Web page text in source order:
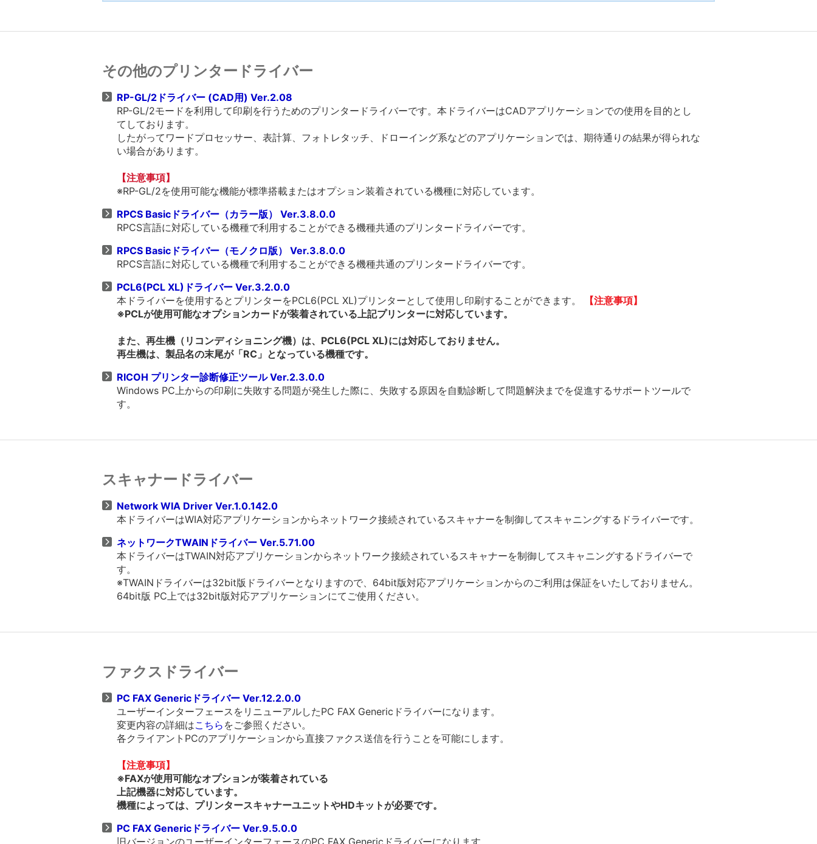
その他のプリンタードライバー
RP-GL/2ドライバー (CAD用) Ver.2.08
RP-GL/2モードを利用して印刷を行うためのプリンタードライバーです。本ドライバーはCADアプリケーションでの使用を目的とし
てしております。
したがってワードプロセッサー、表計算、フォトレタッチ、ドローイング系などのアプリケーションでは、期待通りの結果が得られな
い場合があります。
【注意事項】
※RP-GL/2を使用可能な機能が標準搭載またはオプション装着されている機種に対応しています。
RPCS Basicドライバー（カラー版） Ver.3.8.0.0
RPCS言語に対応している機種で利用することができる機種共通のプリンタードライバーです。
RPCS Basicドライバー（モノクロ版） Ver.3.8.0.0
RPCS言語に対応している機種で利用することができる機種共通のプリンタードライバーです。
PCL6(PCL XL)ドライバー Ver.3.2.0.0
本ドライバーを使用するとプリンターをPCL6(PCL XL)プリンターとして使用し印刷することができます。
【注意事項】
※PCLが使用可能なオプションカードが装着されている上記プリンターに対応しています。
また、再生機（リコンディショニング機）は、PCL6(PCL XL)には対応しておりません。
再生機は、製品名の末尾が「RC」となっている機種です。
RICOH プリンター診断修正ツール Ver.2.3.0.0
Windows PC上からの印刷に失敗する問題が発生した際に、失敗する原因を自動診断して問題解決までを促進するサポートツールで
す。
スキャナードライバー
Network WIA Driver Ver.1.0.142.0
本ドライバーはWIA対応アプリケーションからネットワーク接続されているスキャナーを制御してスキャニングするドライバーです。
ネットワークTWAINドライバー Ver.5.71.00
本ドライバーはTWAIN対応アプリケーションからネットワーク接続されているスキャナーを制御してスキャニングするドライバーで
す。
※TWAINドライバーは32bit版ドライバーとなりますので、64bit版対応アプリケーションからのご利用は保証をいたしておりません。
64bit版 PC上では32bit版対応アプリケーションにてご使用ください。
ファクスドライバー
PC FAX Genericドライバー Ver.12.2.0.0
ユーザーインターフェースをリニューアルしたPC FAX Genericドライバーになります。
変更内容の詳細はこちら をご参照ください。
各クライアントPCのアプリケーションから直接ファクス送信を行うことを可能にします。
【注意事項】
※FAXが使用可能なオプションが装着されている
上記機器に対応しています。
機種によっては、プリンタースキャナーユニットやHDキットが必要です。
PC FAX Genericドライバー Ver.9.5.0.0
旧バージョンのユーザーインターフェースのPC FAX Genericドライバーになります。